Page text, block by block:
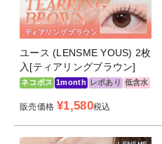
ユース (LENSME YOUS) 2枚
入[ティアリングブラウン]
ネコポス 1month レポあり 低含水
販売価格 ¥1,580税込